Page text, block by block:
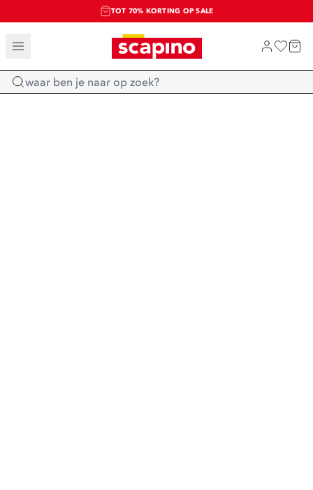
TOT 70% KORTING OP SALE
SALE: LAATSTE KANS!
SHOP NIEUW
Home